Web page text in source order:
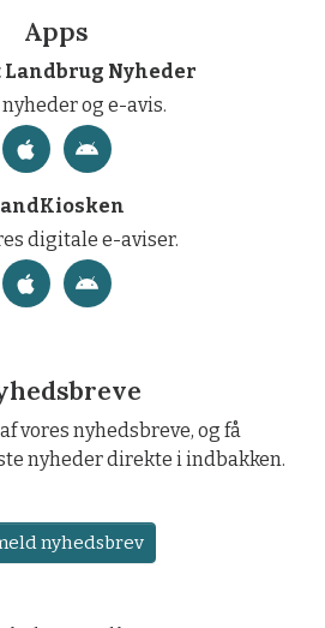
Apps
Landbrug Nyheder
og e-avis.
digitale e-aviser.
vores nyhedsbreve, og få
nyheder direkte i indbakken.
nyhedsbrev